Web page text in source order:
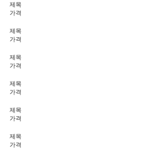
제목
가격
제목
가격
제목
가격
제목
가격
제목
가격
제목
가격